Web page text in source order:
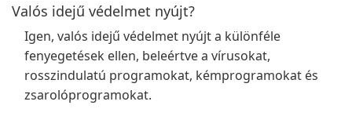
Valós idejű védelmet nyújt?
Igen, valós idejű védelmet nyújt a különféle
fenyegetések ellen, beleértve a vírusokat,
rosszindulatú programokat, kémprogramokat és
zsarolóprogramokat.